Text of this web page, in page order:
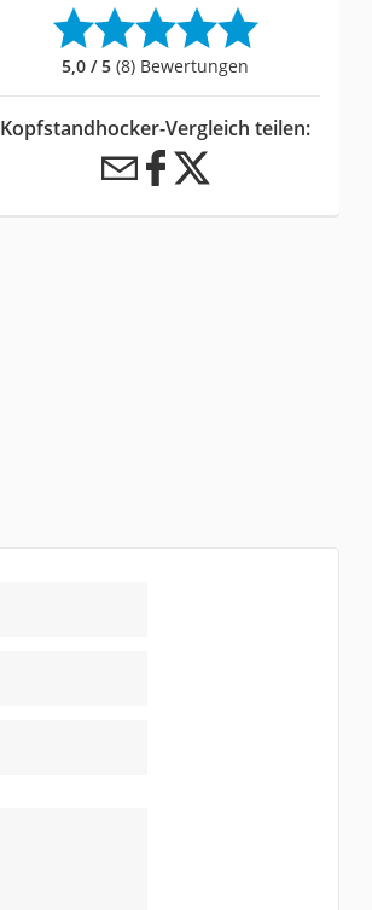
5,0 / 5 (8) Bewertungen
Kopfstandhocker-Vergleich teilen: